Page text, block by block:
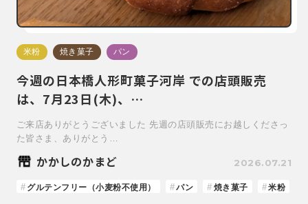
米粉 焼き菓子 パン
今週の日本橋人形町菓子河岸 での店頭販売
は、7月23日(木)、…
ご来店ありがとうございました 先週の店頭販売にお越しくださっ
た皆さま、ありがとう…
かかしのかまど 2026.07.21
グルテンフリー（小麦粉不使用） パン 焼き菓子 米粉